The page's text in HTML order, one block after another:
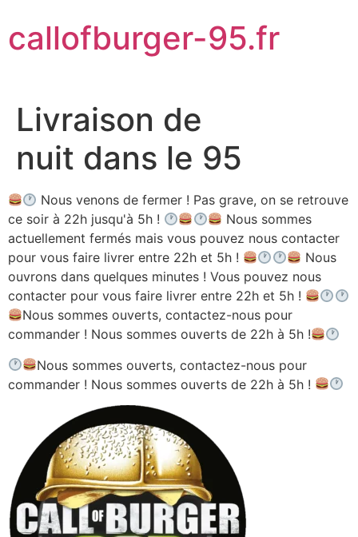
contenu
callofburger-95.fr
Livraison de
nuit dans le 95
Nous venons de fermer ! Pas grave, on se retrouve
ce soir à 22h jusqu'à 5h !
Nous sommes
actuellement fermés mais vous pouvez nous contacter
pour vous faire livrer entre 22h et 5h !
Nous
ouvrons dans quelques minutes ! Vous pouvez nous
contacter pour vous faire livrer entre 22h et 5h !
Nous sommes ouverts, contactez-nous pour
commander ! Nous sommes ouverts de 22h à 5h !
Nous sommes ouverts, contactez-nous pour
commander ! Nous sommes ouverts de 22h à 5h !